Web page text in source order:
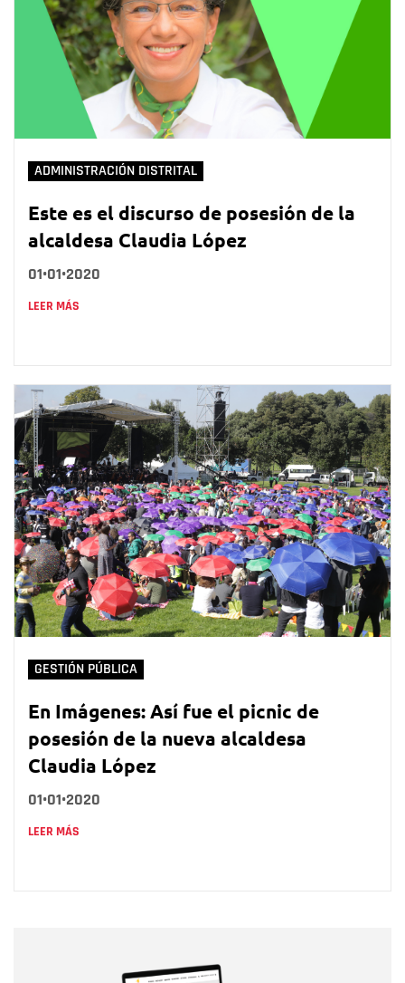
ADMINISTRACIÓN DISTRITAL
Este es el discurso de posesión de la
alcaldesa Claudia López
01•01•2020
LEER MÁS
GESTIÓN PÚBLICA
En Imágenes: Así fue el picnic de
posesión de la nueva alcaldesa
Claudia López
01•01•2020
LEER MÁS